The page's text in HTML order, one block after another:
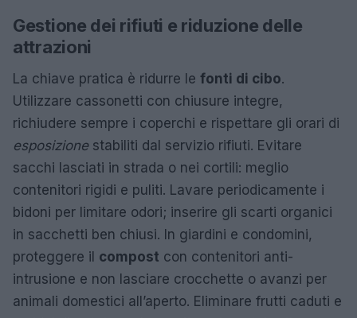
Gestione dei rifiuti e riduzione delle
attrazioni
La chiave pratica è ridurre le fonti di cibo.
Utilizzare cassonetti con chiusure integre,
richiudere sempre i coperchi e rispettare gli orari di
esposizionestabiliti dal servizio rifiuti. Evitare
sacchi lasciati in strada o nei cortili: meglio
contenitori rigidi e puliti. Lavare periodicamente i
bidoni per limitare odori; inserire gli scarti organici
in sacchetti ben chiusi. In giardini e condomini,
proteggere il compost con contenitori anti-
intrusione e non lasciare crocchette o avanzi per
animali domestici all’aperto. Eliminare frutti caduti e